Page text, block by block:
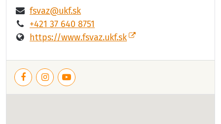
fsvaz@ukf.sk
+421 37 640 8751
https://www.fsvaz.ukf.sk
FacebookInstagramYouTube